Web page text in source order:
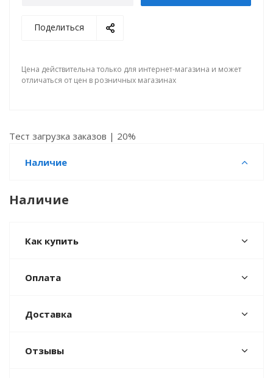
Поделиться
Цена действительна только для интернет-магазина и может
отличаться от цен в розничных магазинах
Тест загрузка заказов | 20%
Наличие
Наличие
Как купить
Оплата
Доставка
Отзывы